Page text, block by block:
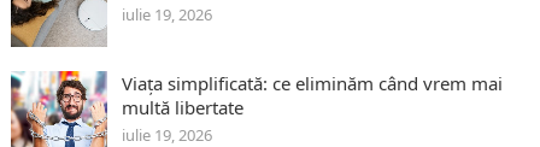
iulie 19, 2026
Viața simplificată: ce eliminăm când vrem mai
multă libertate
iulie 19, 2026